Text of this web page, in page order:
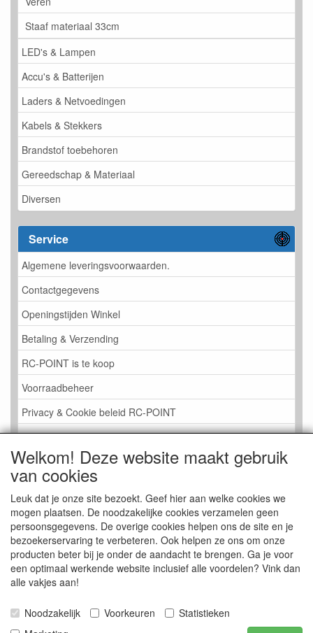
Staaf materiaal 33cm
LED's & Lampen
Accu's & Batterijen
Laders & Netvoedingen
Kabels & Stekkers
Brandstof toebehoren
Gereedschap & Materiaal
Diversen
Service
Algemene leveringsvoorwaarden.
Contactgegevens
Openingstijden Winkel
Betaling & Verzending
RC-POINT is te koop
Voorraadbeheer
Privacy & Cookie beleid RC-POINT
LINK PAGINA
Gastenboek RC-POINT
Kijkje in de Winkel
Welkom! Deze website maakt gebruik
van cookies
Leuk dat je onze site bezoekt. Geef hier aan welke cookies we
mogen plaatsen. De noodzakelijke cookies verzamelen geen
persoonsgegevens. De overige cookies helpen ons de site en je
bezoekerservaring te verbeteren. Ook helpen ze ons om onze
producten beter bij je onder de aandacht te brengen. Ga je voor
een optimaal werkende website inclusief alle voordelen? Vink dan
alle vakjes aan!
Noodzakelijk Voorkeuren
Statistieken